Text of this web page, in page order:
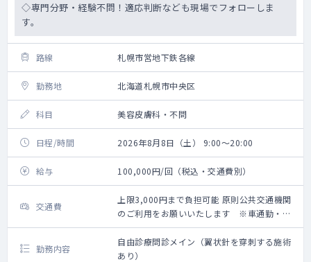
◇専門分野・経験不問！適応判断なども現場でフォローしま
す。
路線 札幌市営地下鉄各線
勤務地 北海道札幌市中央区
科目 美容皮膚科・不問
日程/時間 2026年8月8日（土） 9:00～20:00
給与 100,000円/回（税込・交通費別）
交通費
上限3,000円まで負担可能 原則公共交通機関
のご利用をお願いいたします ※車通勤・タ
クシー利用要相談
勤務内容
自由診療問診メイン（翼状針を穿刺する施術
あり）